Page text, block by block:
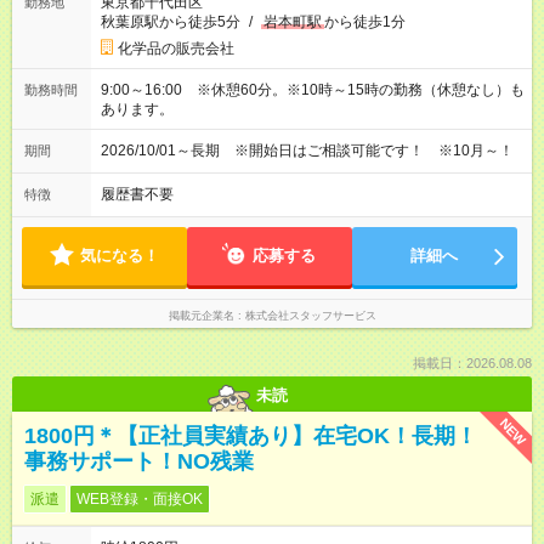
秋葉原駅から徒歩5分 / 岩本町駅から徒歩1分
化学品の販売会社
勤務時間
9:00～16:00 ※休憩60分。※10時～15時の勤務（休憩なし）も
あります。
期間 2026/10/01～長期 ※開始日はご相談可能です！ ※10月～！
特徴 履歴書不要
気になる！ 応募する 詳細へ
掲載元企業名 株式会社スタッフサービス
掲載日：2026.08.08
未読
NEW
1800円＊【正社員実績あり】在宅OK！長期！
事務サポート！NO残業
派遣 WEB登録・面接OK